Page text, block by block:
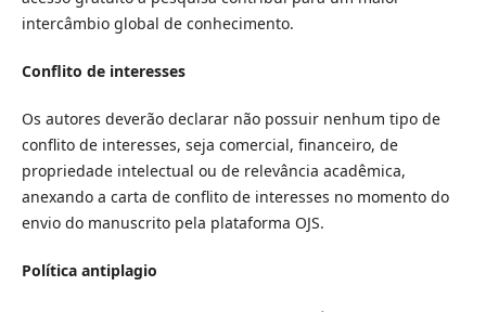
intercâmbio global de conhecimento.
Conflito de interesses
Os autores deverão declarar não possuir nenhum tipo de
conflito de interesses, seja comercial, financeiro, de
propriedade intelectual ou de relevância acadêmica,
anexando a carta de conflito de interesses no momento do
envio do manuscrito pela plataforma OJS.
Política antiplagio